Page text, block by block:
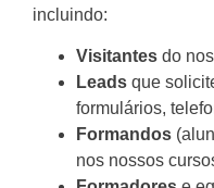
incluindo:
Visitantes do
Leads que
formulários,
Formandos
nos nossos